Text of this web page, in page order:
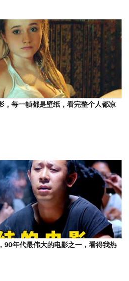
，每一帧都是壁纸，看完整个人都凉
90年代最伟大的电影之一，看得我热